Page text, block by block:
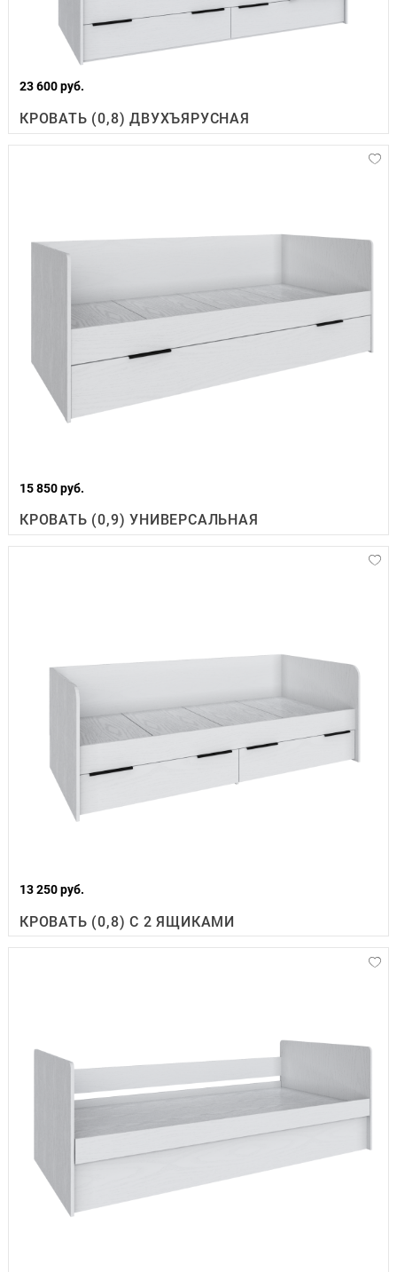
23 600 руб.
КРОВАТЬ (0,8) ДВУХЪЯРУСНАЯ
15 850 руб.
КРОВАТЬ (0,9) УНИВЕРСАЛЬНАЯ
13 250 руб.
КРОВАТЬ (0,8) С 2 ЯЩИКАМИ